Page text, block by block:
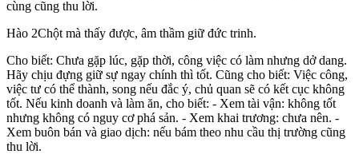
cùng cũng thu lời.
Hào 2Chột mà thấy được, âm thầm giữ đức trinh.
Cho biết: Chưa gặp lúc, gặp thời, công việc có làm nhưng dở dang.
Hãy chịu đựng giữ sự ngay chính thì tốt. Cũng cho biết: Việc công,
việc tư có thể thành, song nếu đắc ý, chủ quan sẽ có kết cục không
tốt. Nếu kinh doanh và làm ăn, cho biết: - Xem tài vận: không tốt
nhưng không có nguy cơ phá sản. - Xem khai trương: chưa nên. -
Xem buôn bán và giao dịch: nếu bám theo nhu cầu thị trường cũng
thu lời.